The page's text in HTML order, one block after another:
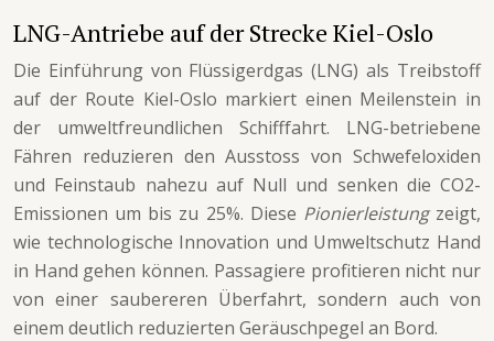
LNG-Antriebe auf der Strecke Kiel-Oslo
Die Einführung von Flüssigerdgas (LNG) als Treibstoff
auf der Route Kiel-Oslo markiert einen Meilenstein in
der umweltfreundlichen Schifffahrt. LNG-betriebene
Fähren reduzieren den Ausstoss von Schwefeloxiden
und Feinstaub nahezu auf Null und senken die CO2-
Emissionen um bis zu 25%. Diese Pionierleistung zeigt,
wie technologische Innovation und Umweltschutz Hand
in Hand gehen können. Passagiere profitieren nicht nur
von einer saubereren Überfahrt, sondern auch von
einem deutlich reduzierten Geräuschpegel an Bord.